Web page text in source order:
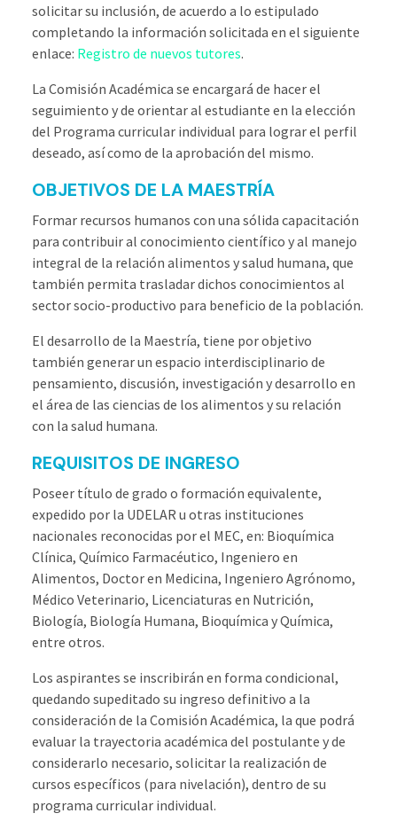
solicitar su inclusión, de acuerdo a lo estipulado
completando la información solicitada en el siguiente
enlace: Registro de nuevos tutores.
La Comisión Académica se encargará de hacer el
seguimiento y de orientar al estudiante en la elección
del Programa curricular individual para lograr el perfil
deseado, así como de la aprobación del mismo.
OBJETIVOS DE LA MAESTRÍA
Formar recursos humanos con una sólida capacitación
para contribuir al conocimiento científico y al manejo
integral de la relación alimentos y salud humana, que
también permita trasladar dichos conocimientos al
sector socio-productivo para beneficio de la población.
El desarrollo de la Maestría, tiene por objetivo
también generar un espacio interdisciplinario de
pensamiento, discusión, investigación y desarrollo en
el área de las ciencias de los alimentos y su relación
con la salud humana.
REQUISITOS DE INGRESO
Poseer título de grado o formación equivalente,
expedido por la UDELAR u otras instituciones
nacionales reconocidas por el MEC, en: Bioquímica
Clínica, Químico Farmacéutico, Ingeniero en
Alimentos, Doctor en Medicina, Ingeniero Agrónomo,
Médico Veterinario, Licenciaturas en Nutrición,
Biología, Biología Humana, Bioquímica y Química,
entre otros.
Los aspirantes se inscribirán en forma condicional,
quedando supeditado su ingreso definitivo a la
consideración de la Comisión Académica, la que podrá
evaluar la trayectoria académica del postulante y de
considerarlo necesario, solicitar la realización de
cursos específicos (para nivelación), dentro de su
programa curricular individual.